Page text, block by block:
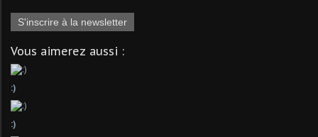
S'inscrire à la newsletter
Vous aimerez aussi :
:)
:)